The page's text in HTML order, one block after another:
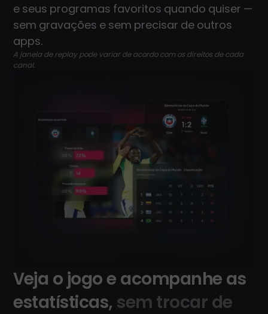
e seus programas favoritos quando quiser —
sem gravações e sem precisar de outros
apps.
A janela de replay pode variar de acordo com os direitos de cada
canal.
Veja o jogo e acompanhe as
estatísticas, sem trocar de